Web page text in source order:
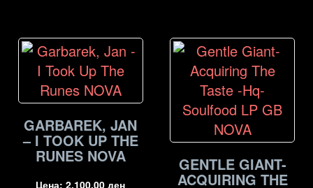
GARBAREK, JAN
– I TOOK UP THE
RUNES NOVA
Цена:2.100,00ден
GENTLE GIANT-
ACQUIRING THE